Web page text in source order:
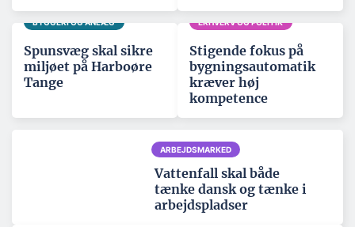
BYGGERI OG ANLÆG
Spunsvæg skal sikre
miljøet på Harboøre
Tange
ERHVERV OG POLITIK
Stigende fokus på
bygningsautomatik
kræver høj
kompetence
ARBEJDSMARKED
Vattenfall skal både
tænke dansk og tænke i
arbejdspladser